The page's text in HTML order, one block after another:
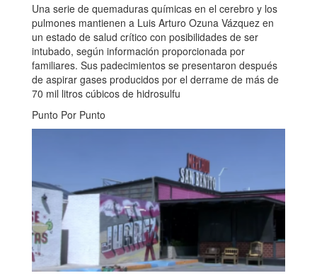
Una serie de quemaduras químicas en el cerebro y los
pulmones mantienen a Luis Arturo Ozuna Vázquez en
un estado de salud crítico con posibilidades de ser
intubado, según información proporcionada por
familiares. Sus padecimientos se presentaron después
de aspirar gases producidos por el derrame de más de
70 mil litros cúbicos de hidrosulfu
Punto Por Punto